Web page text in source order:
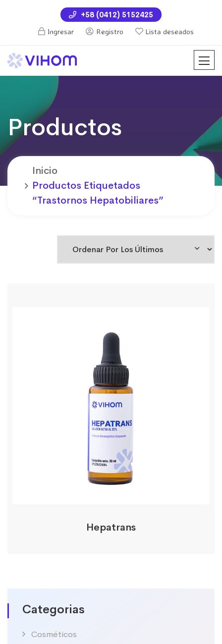
+58 (0412) 5152425
Ingresar
Registro Lista deseados
Productos
Inicio
Productos Etiquetados
“trastornos Hepatobiliares”
Categorias
Cosméticos
Hepatrans